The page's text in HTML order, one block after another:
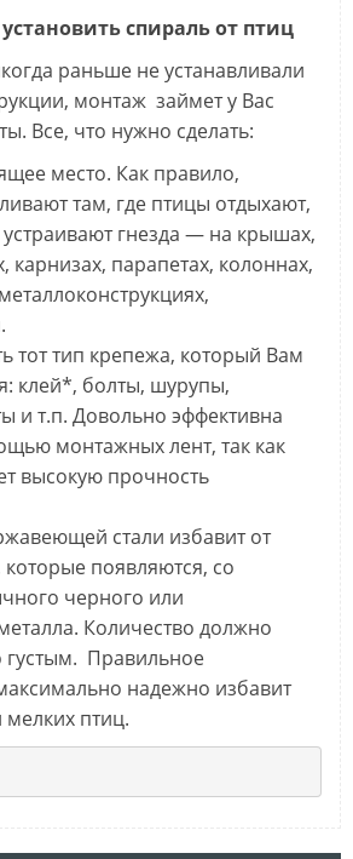
спираль от птиц
раньше не устанавливали
монтаж займет у Вас
Все, что нужно сделать:
место. Как правило,
там, где птицы отдыхают,
устраивают гнезда — на крышах,
карнизах, парапетах, колоннах,
тот тип крепежа, который Вам
клей*, болты, шурупы,
и т.п. Довольно эффективна
монтажных лент, так как
высокую прочность
стали избавит от
появляются, со
черного или
Количество должно
густым. Правильное
надежно избавит
мелких птиц.